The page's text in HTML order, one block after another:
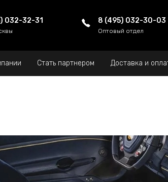
032-32-31 8 (495) 032-30-03
Оптовый отдел
Стать партнером Доставка и